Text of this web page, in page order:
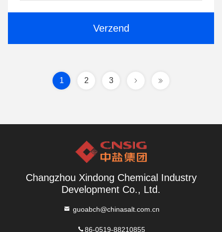
Verzend
1 2 3
Changzhou Xindong Chemical Industry
Development Co., Ltd.
guoabch@chinasalt.com.cn
86-0519-88210855